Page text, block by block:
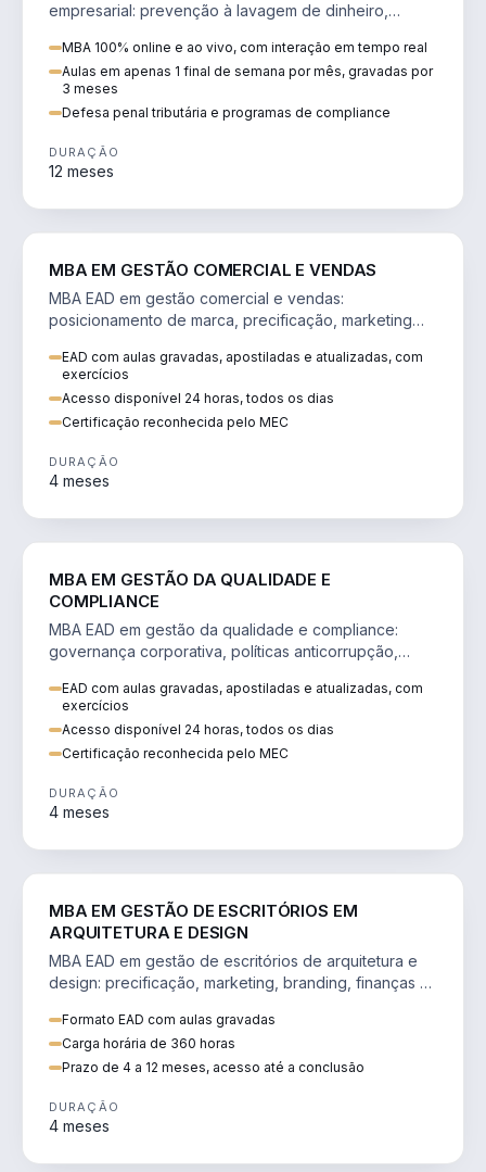
empresarial: prevenção à lavagem de dinheiro,
MBA 100% online e ao vivo, com interação em tempo real
Aulas em apenas 1 final de semana por mês, gravadas por
3 meses
Defesa penal tributária e programas de compliance
DURAÇÃO
12 meses
MBA EM GESTÃO COMERCIAL E VENDAS
MBA EAD em gestão comercial e vendas:
posicionamento de marca, precificação, marketing
EAD com aulas gravadas, apostiladas e atualizadas, com
exercícios
Acesso disponível 24 horas, todos os dias
Certificação reconhecida pelo MEC
DURAÇÃO
4 meses
MBA EM GESTÃO DA QUALIDADE E
COMPLIANCE
MBA EAD em gestão da qualidade e compliance:
governança corporativa, políticas anticorrupção,
EAD com aulas gravadas, apostiladas e atualizadas, com
exercícios
Acesso disponível 24 horas, todos os dias
Certificação reconhecida pelo MEC
DURAÇÃO
4 meses
MBA EM GESTÃO DE ESCRITÓRIOS EM
ARQUITETURA E DESIGN
MBA EAD em gestão de escritórios de arquitetura e
design: precificação, marketing, branding, finanças e
Formato EAD com aulas gravadas
Carga horária de 360 horas
Prazo de 4 a 12 meses, acesso até a conclusão
DURAÇÃO
4 meses